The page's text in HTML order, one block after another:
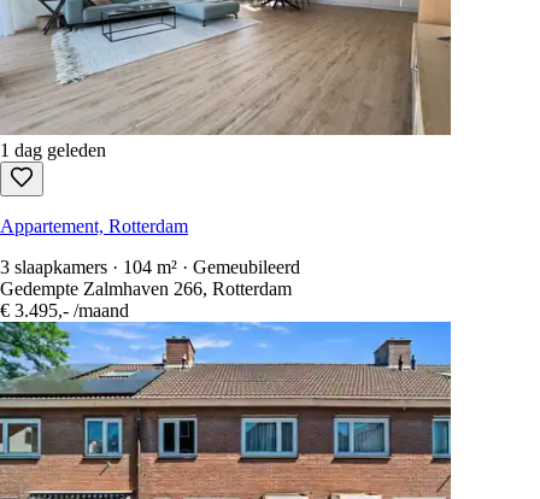
1 dag geleden
Appartement, Rotterdam
3 slaapkamers · 104 m² · Gemeubileerd
Gedempte Zalmhaven 266, Rotterdam
€ 3.495,- /maand